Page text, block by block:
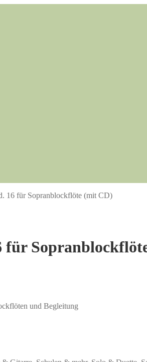
16 für Sopranblockflöte (mit CD)
für
und Begleitung